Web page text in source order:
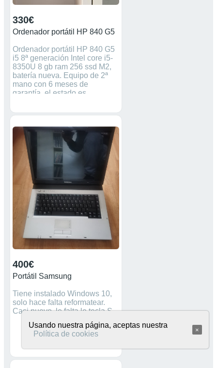
330€
Ordenador portátil HP 840 G5
Ordenador portátil HP 840 G5
i5 8ª generación Intel core i5-
8350U 8 gb ram 256 ssd M2,
batería nueva. Equipo de 2ª
mano con 6 meses de
garantía, el estado es
Impexphone Cáceres
C/Almirante Solano Bote Nº2
10005 Cáceres Impexphone
Mejostilla Telf/WhatsApp 681
384 241 C/ Gonzalo Mingo
Nº3 10004 Cáceres
400€
Portátil Samsung
Tiene instalado Windows 10,
solo hace falta reformatear.
Casi nuevo, le falta le tecla S.
Usando nuestra página, aceptas nuestra
Política de cookies
×